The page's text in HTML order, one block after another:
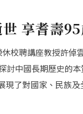
享耆壽
校聘講座教授許倬
討中國長期歷史的
現了對國家、民族